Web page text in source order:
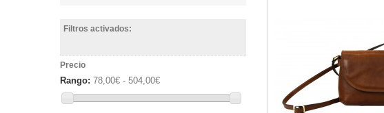
Filtros activados:
Precio
Rango: 78,00€ - 504,00€